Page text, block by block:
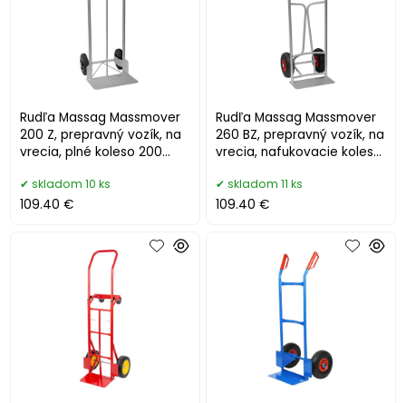
Rudľa Massag Massmover
200 Z, prepravný vozík, na
vrecia, plné koleso 200
skladom 10 ks
109.40 €
Rudľa Massag Massmover
260 BZ, prepravný vozík, na
vrecia, nafukovacie koleso
skladom 11 ks
109.40 €